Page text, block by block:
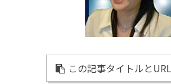
この記事タイトルと